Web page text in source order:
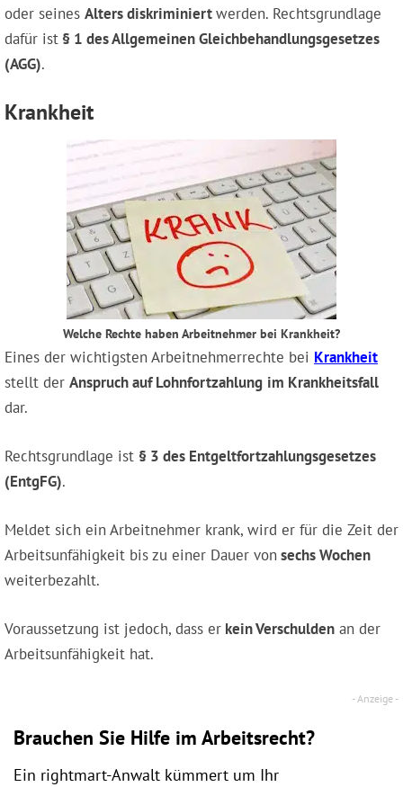
oder seines Alters diskriminiertwerden. Rechtsgrundlage
dafür ist § 1 des Allgemeinen Gleichbehandlungsgesetzes
(AGG).
Krankheit
Welche Rechte haben Arbeitnehmer bei Krankheit?
Eines der wichtigsten Arbeitnehmerrechte bei Krankheit
stellt der Anspruch auf Lohnfortzahlung im Krankheitsfall
dar.
Rechtsgrundlage ist § 3 des Entgeltfortzahlungsgesetzes
(EntgFG).
Meldet sich ein Arbeitnehmer krank, wird er für die Zeit der
Arbeitsunfähigkeit bis zu einer Dauer vonsechs Wochen
weiterbezahlt.
Voraussetzung ist jedoch, dass er kein Verschulden an der
Arbeitsunfähigkeit hat.
Brauchen Sie Hilfe im Arbeitsrecht?
Ein rightmart-Anwalt kümmert um Ihr